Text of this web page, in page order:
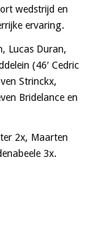
wedstrijd en
ervaring.
Lucas Duran,
(46′ Cedric
Strinckx,
Bridelance en
2x, Maarten
3x.